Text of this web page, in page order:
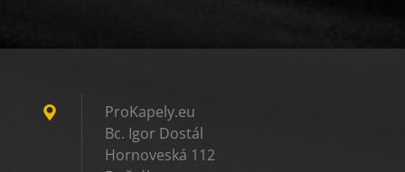
ProKapely.eu
Bc. Igor Dostál
Hornoveská 112